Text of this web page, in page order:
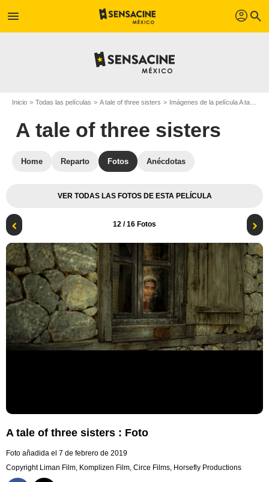
menu profil search
Inicio Todas las películas A tale of three sisters Imágenes de la película A tale of three sisters
A tale of three sisters
Home Reparto Fotos Anécdotas
VER TODAS LAS FOTOS DE ESTA PELÍCULA
12 / 16 Fotos
A tale of three sisters : Foto
Foto añadida el 7 de febrero de 2019
Copyright Liman Film, Komplizen Film, Circe Films, Horsefly Productions